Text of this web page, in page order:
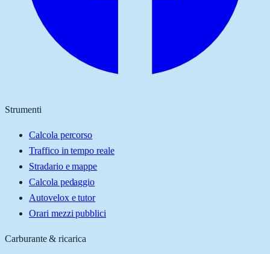
Strumenti
Calcola percorso
Traffico in tempo reale
Stradario e mappe
Calcola pedaggio
Autovelox e tutor
Orari mezzi pubblici
Carburante & ricarica